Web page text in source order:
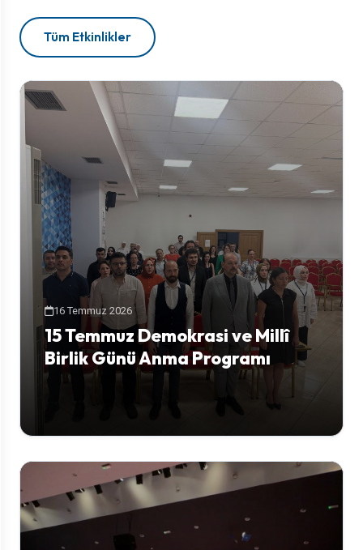
Tüm Etkinlikler
16 Temmuz 2026
15 Temmuz Demokrasi ve Millî
Birlik Günü Anma Programı